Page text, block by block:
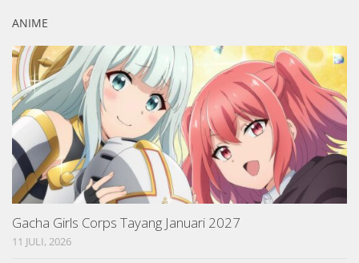
ANIME
Gacha Girls Corps Tayang Januari 2027
11 JULI, 2026